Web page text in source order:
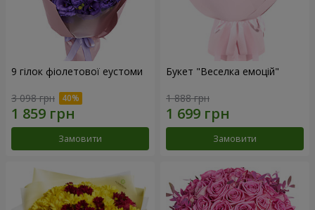
9 гілок фіолетової еустоми
3 098 грн
Замовити
Букет "Веселка емоцій"
1 888 грн
Замовити